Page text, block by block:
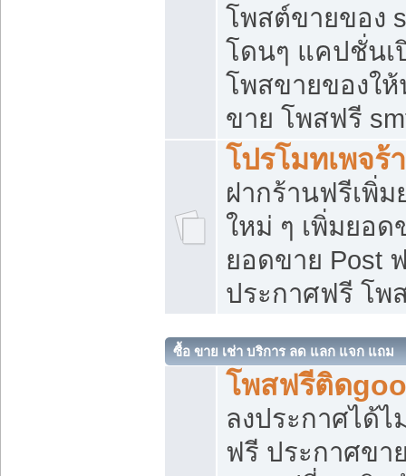
โพสต์ขายของ
โดนๆ แคปชั่นเ
โพสขายของใ
ขาย โพสฟรี
โปรโมทเพจร้
ฝากร้านฟรีเพิ่
ใหม่ ๆ เพิ่มยอด
ยอดขาย Post
ประกาศฟรี โพ
ซื้อ ขาย เช่า บริการ ลด แลก แจก แถม
โพสฟรีติด
ลงประกาศได้
ฟรี ประกาศข